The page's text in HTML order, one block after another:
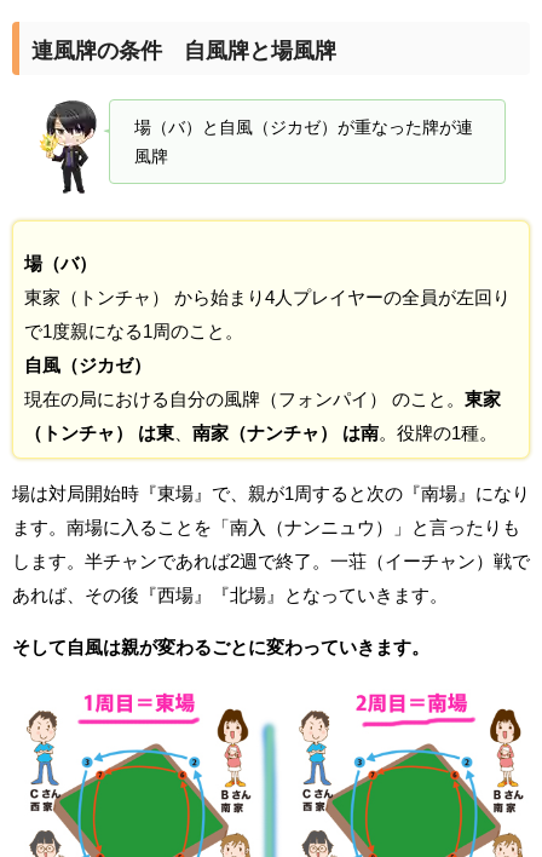
連風牌の条件 自風牌と場風牌
場（バ）と自風（ジカゼ）が重なった牌が連
風牌
場（バ）
東家（トンチャ） から始まり4人プレイヤーの全員が左回り
で1度親になる1周のこと。
自風（ジカゼ）
現在の局における自分の風牌（フォンパイ） のこと。 東家
（トンチャ） は東
南家（ナンチャ） は南。役牌の1種。
場は対局開始時『東場』で、親が1周すると次の『南場』になり
ます。南場に入ることを「南入（ナンニュウ）」と言ったりも
します。半チャンであれば2週で終了。一荘（イーチャン）戦で
あれば、その後『西場』『北場』となっていきます。
そして自風は親が変わるごとに変わっていきます。